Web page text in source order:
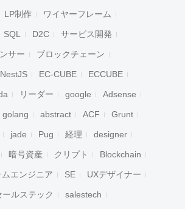
LP制作 ワイヤーフレーム
SQL D2C サービス開発
サー ブロックチェーン
NestJS EC-CUBE ECCUBE
リーダー google Adsense
golang abstract ACF Grunt
jade Pug 経理 designer
暗号資産 クリプト Blockchain
ムエンジニア SE UXデザイナー
ールステック salestech